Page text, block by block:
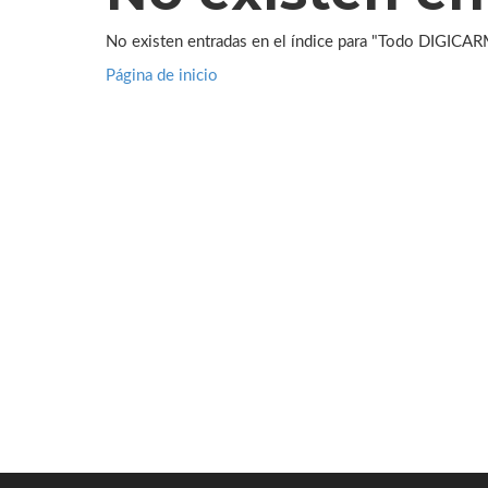
No existen entradas en el índice para "Todo
Página de inicio